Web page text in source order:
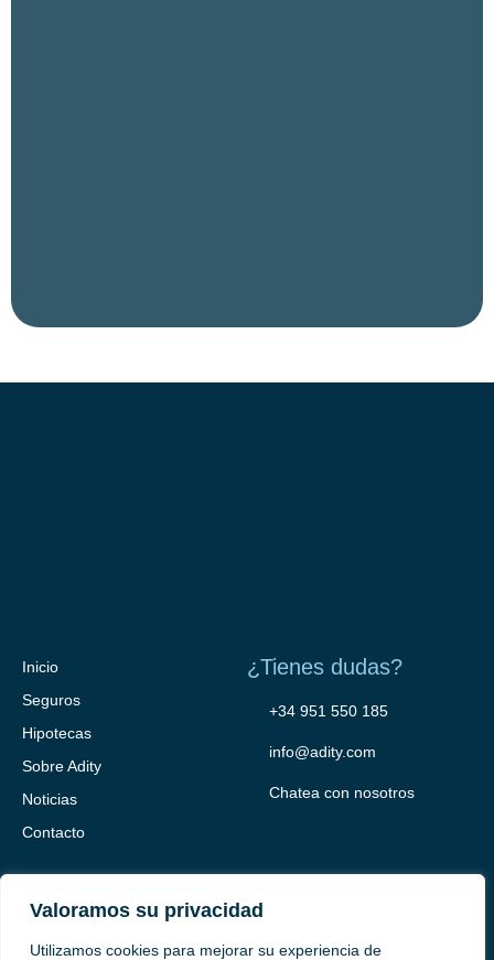
Valoramos su privacidad
Utilizamos cookies para mejorar su experiencia de
Inicio
Seguros
Hipotecas
Sobre Adity
Noticias
Contacto
¿Tienes dudas?
+34 951 550 185
info@adity.com
Chatea con nosotros